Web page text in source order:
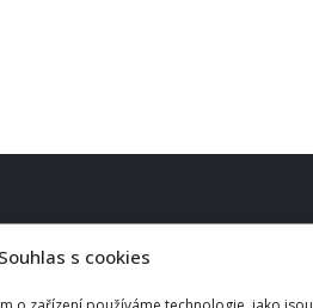
s cookies